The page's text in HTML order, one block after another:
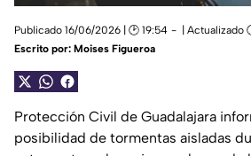
Publicado 16/06/2026 | 🕑 19:54 | Actualizado
Escrito por: Moises Figueroa
Protección Civil de Guadalajara
posibilidad de tormentas aisladas